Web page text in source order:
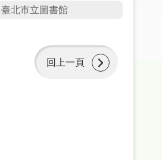
北市立圖書館
回上一頁